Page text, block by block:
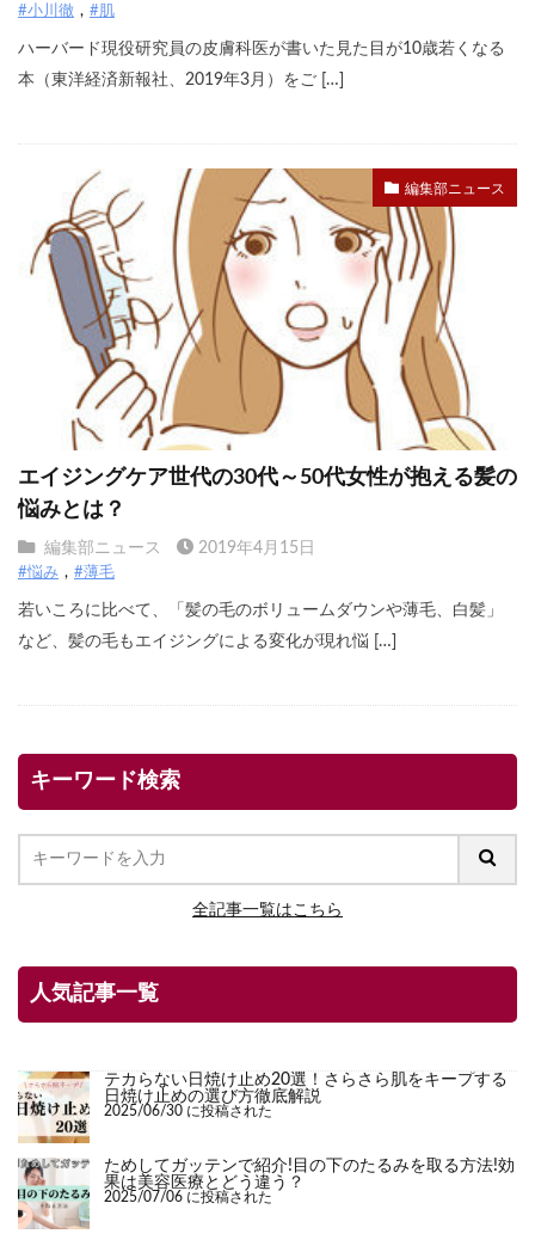
#小川徹 #肌
ハーバード現役研究員の皮膚科医が書いた見た目が10歳若くなる
本（東洋経済新報社、2019年3月）をご […]
編集部ニュース
エイジングケア世代の30代～50代女性が抱える髪の
悩みとは？
編集部ニュース 2019年4月15日
#悩み #薄毛
若いころに比べて、「髪の毛のボリュームダウンや薄毛、白髪」
など、髪の毛もエイジングによる変化が現れ悩 […]
キーワード検索
全記事一覧はこちら
人気記事一覧
テカらない日焼け止め20選！さらさら肌をキープする
日焼け止めの選び方徹底解説
2025/06/30 に投稿された
ためしてガッテンで紹介!目の下のたるみを取る方法!効
果は美容医療とどう違う？
2025/07/06 に投稿された